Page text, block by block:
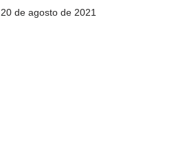
20 de agosto de 2021